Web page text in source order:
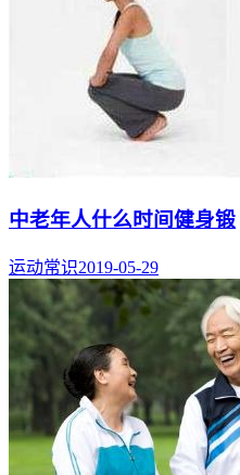
中老年人什么时间健身锻
运动常识2019-05-29